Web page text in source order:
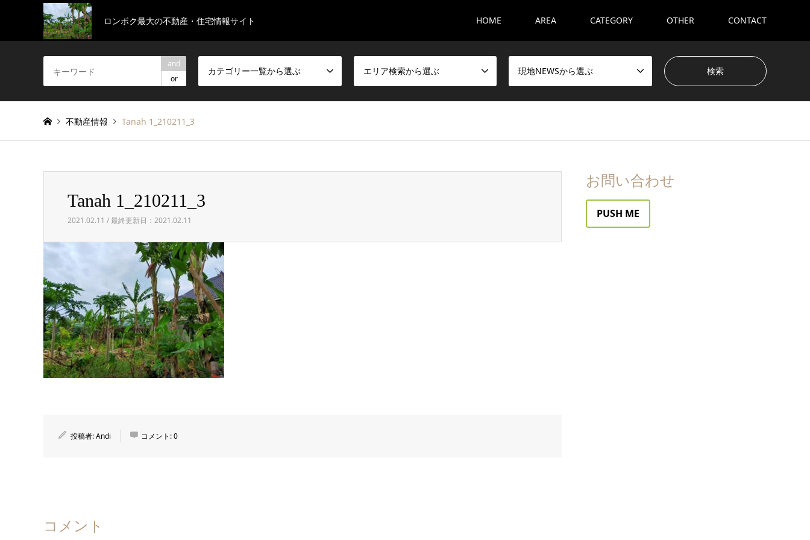
ロンボク最大の不動産・住宅情報サイト HOME AREA CATEGORY OTHER CONTACT
and
or
カテゴリー一覧から選ぶ エリア検索から選ぶ 現地NEWSから選ぶ
不動産情報 Tanah 1_210211_3
Tanah 1_210211_3
2021.02.11 / 最終更新日：2021.02.11
投稿者:Andi コメント:0
コメント
お問い合わせ
PUSH ME